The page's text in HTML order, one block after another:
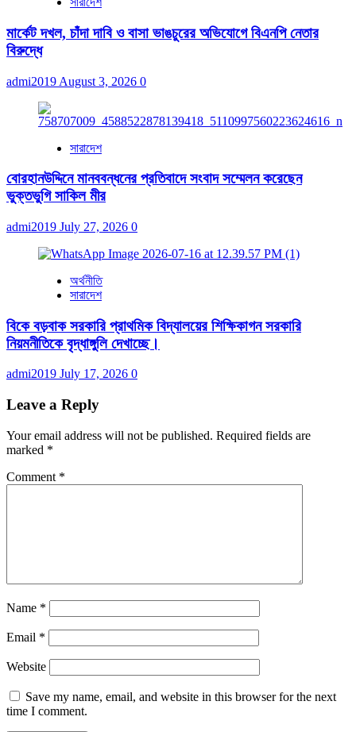
মার্কেট দখল, চাঁদা দাবি ও বাসা ভাঙচুরের অভিযোগে বিএনপি নেতার
বিরুদ্ধে
admi2019 August 3, 2026 0
সারাদেশ
বোরহানউদ্দিনে মানববন্ধনের প্রতিবাদে সংবাদ সম্মেলন করেছেন
ভুক্তভুগি সাকিল মীর
admi2019 July 27, 2026 0
অর্থনীতি
সারাদেশ
বিকে বড়বাক সরকারি প্রাথমিক বিদ্যালয়ের শিক্ষিকাগন সরকারি
নিয়মনীতিকে বৃদ্ধাঙ্গুলি দেখাচ্ছে।
admi2019 July 17, 2026 0
Leave a Reply
Your email address will not be published. Required fields are
marked *
Comment *
Name *
Email *
Website
Save my name, email, and website in this browser for the next
time I comment.